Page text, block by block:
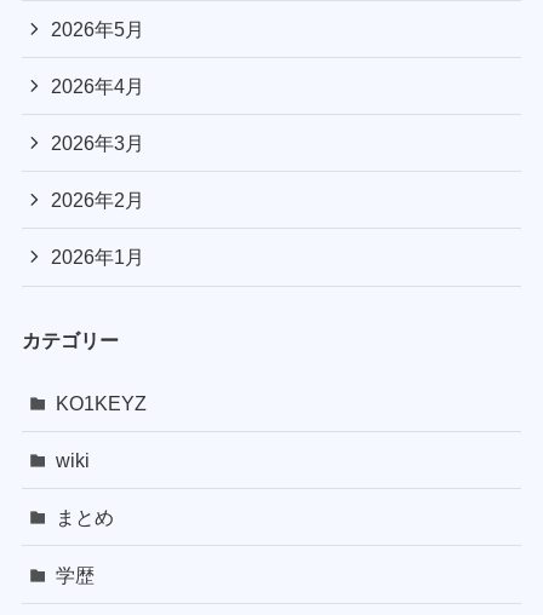
2026年5月
2026年4月
2026年3月
2026年2月
2026年1月
カテゴリー
KO1KEYZ
wiki
まとめ
学歴